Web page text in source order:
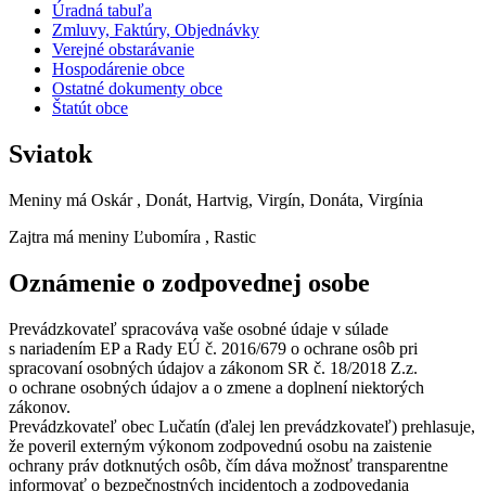
Úradná tabuľa
Zmluvy, Faktúry, Objednávky
Verejné obstarávanie
Hospodárenie obce
Ostatné dokumenty obce
Štatút obce
Sviatok
Meniny má Oskár , Donát, Hartvig, Virgín, Donáta, Virgínia
Zajtra má meniny Ľubomíra , Rastic
Oznámenie o zodpovednej osobe
Prevádzkovateľ spracováva vaše osobné údaje v súlade
s nariadením EP a Rady EÚ č. 2016/679 o ochrane osôb pri
spracovaní osobných údajov a zákonom SR č. 18/2018 Z.z.
o ochrane osobných údajov a o zmene a doplnení niektorých
zákonov.
Prevádzkovateľ obec Lučatín (ďalej len prevádzkovateľ) prehlasuje,
že poveril externým výkonom zodpovednú osobu na zaistenie
ochrany práv dotknutých osôb, čím dáva možnosť transparentne
informovať o bezpečnostných incidentoch a zodpovedania